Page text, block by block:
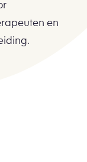
en